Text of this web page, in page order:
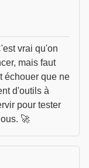
vrai qu'on
mais faut
échouer que ne
d'outils à
pour tester
🚀